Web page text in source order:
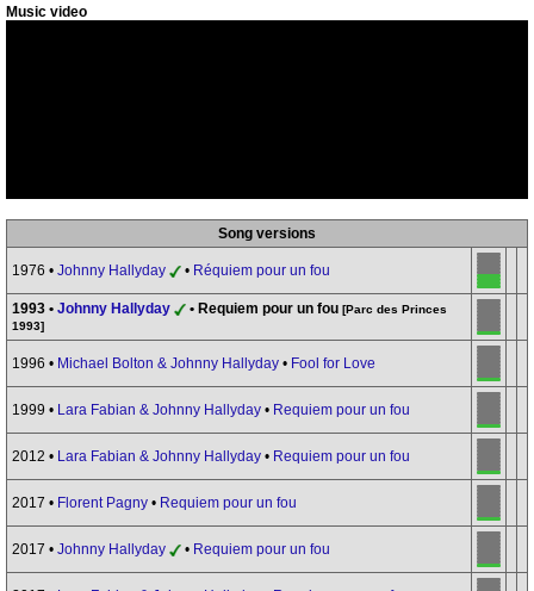
Music video
Song versions
1976 • Johnny Hallyday • Réquiem pour un fou
1993 • Johnny Hallyday • Requiem pour un fou [Parc des Princes
1993]
1996 • Michael Bolton & Johnny Hallyday • Fool for Love
1999 • Lara Fabian & Johnny Hallyday • Requiem pour un fou
2012 • Lara Fabian & Johnny Hallyday • Requiem pour un fou
2017 • Florent Pagny • Requiem pour un fou
2017 • Johnny Hallyday • Requiem pour un fou